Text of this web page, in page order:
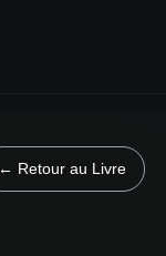
← Retour au Livre